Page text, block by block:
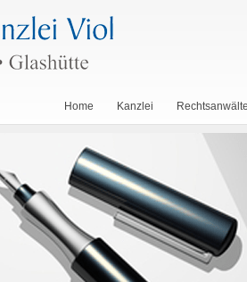
Home Kanzlei Rechtsanwälte